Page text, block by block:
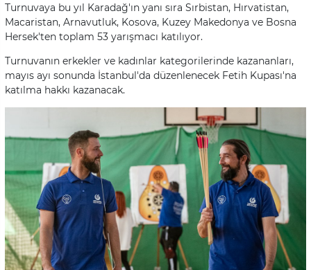
Turnuvaya bu yıl Karadağ'ın yanı sıra Sırbistan, Hırvatistan,
Macaristan, Arnavutluk, Kosova, Kuzey Makedonya ve Bosna
Hersek'ten toplam 53 yarışmacı katılıyor.
Turnuvanın erkekler ve kadınlar kategorilerinde kazananları,
mayıs ayı sonunda İstanbul'da düzenlenecek Fetih Kupası'na
katılma hakkı kazanacak.